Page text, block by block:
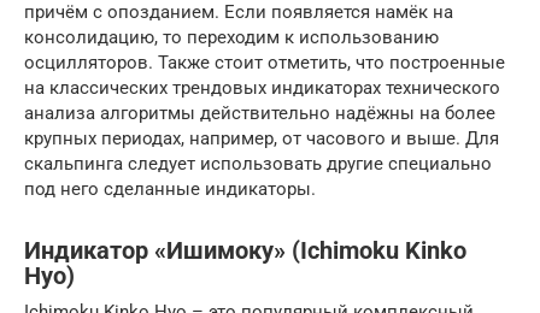
причём с опозданием. Если появляется намёк на
консолидацию, то переходим к использованию
осцилляторов. Также стоит отметить, что построенные
на классических трендовых индикаторах технического
анализа алгоритмы действительно надёжны на более
крупных периодах, например, от часового и выше. Для
скальпинга следует использовать другие специально
под него сделанные индикаторы.
Индикатор «Ишимоку» (Ichimoku Kinko
Hyo)